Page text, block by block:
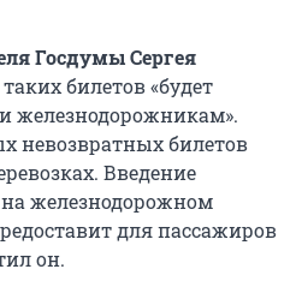
Госдумы Сергея
билетов «будет
железнодорожникам».
невозвратных билетов
Введение
железнодорожном
для пассажиров
он.